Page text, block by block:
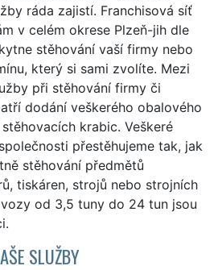
ráda zajistí. Franchisová síť
v celém okrese Plzeň-jih dle
stěhování vaší firmy nebo
který si sami zvolíte. Mezi
při stěhování firmy či
dodání veškerého obalového
krabic. Veškeré
přestěhujeme tak, jak
stěhování předmětů
tiskáren, strojů nebo strojních
od 3,5 tuny do 24 tun jsou
SLUŽBY